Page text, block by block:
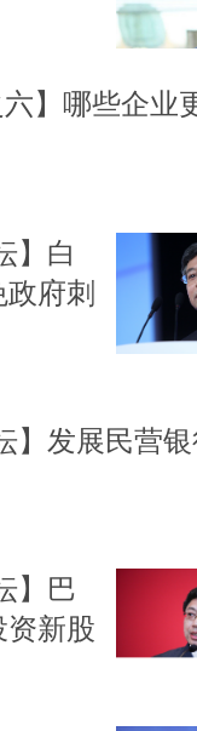
】哪些企业
】白
府刺
】发展民营
】巴
新股